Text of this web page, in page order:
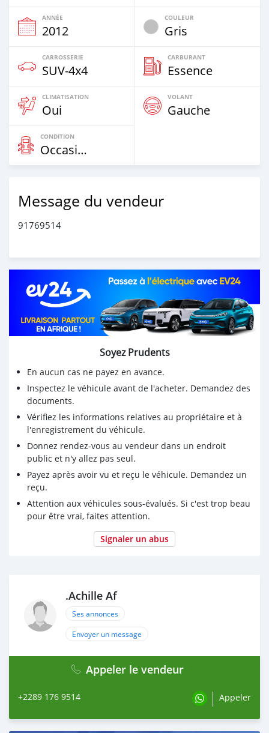
ANNÉE
2012
COULEUR
Gris
CARROSSERIE
SUV‒4x4
CARBURANT
Essence
CLIMATISATION
Oui
VOLANT
Gauche
CONDITION
Occasion
Message du vendeur
91769514
Soyez Prudents
En aucun cas ne payez en avance.
Inspectez le véhicule avant de l'acheter. Demandez des
documents.
Vérifiez les informations relatives au propriétaire et à
l'enregistrement du véhicule.
Donnez rendez-vous au vendeur dans un endroit
public et n'y allez pas seul.
Payez après avoir vu et reçu le véhicule. Demandez un
reçu.
Attention aux véhicules sous-évalués. Si c'est trop beau
pour être vrai, faites attention.
Signaler un abus
.Achille Af
Ses annonces
Envoyer un message
Appeler le vendeur
+2289 176 9514 Appeler